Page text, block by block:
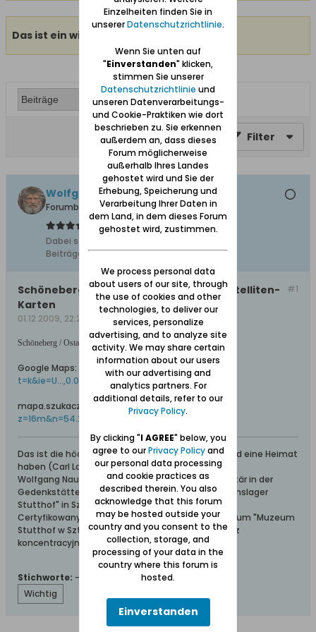
Das ist ein wichtiges Thema.
Filter
Wolfgang
Forumbetreiber
Dabei seit:
Beiträge:
11627
#1
Schöneberg / Ostaszewo auf Online-/Satelliten-
Karten
01.12.2009, 22:21
Schöneberg / Ostaszewo auf Online-/Satelliten-Karten:
Google Maps:
http://maps.google.com/maps?
t=k&ie=U...,0.022724&z=16
mapa.szukacz.pl:
http://mapa.szukacz.pl/?
z=16m&n=54.213497&e=18.950708
Das ist die höchste aller Gaben: Geborgen sein und eine Heimat
haben (Carl Lange)
Wolfgang Naujocks: Zertifizierter Führer und Volontär in der
Gedenkstätte/Museum "Deutsches Konzentrationslager
Stutthof" in Sztutowo
Certyfikowany przewodnik i wolontariusz po muzeum "Muzeum
Stutthof w Sztutowie - Niemiecki nazistowski obóz
koncentracyjny i zagłady"
Stichworte: -
Wichtig
Einzelheiten finden Sie in
unsererDatenschutzrichtlinie.
Wenn Sie unten auf
"Einverstanden" klicken,
stimmen Sie unserer
Datenschutzrichtlinie und
unseren Datenverarbeitungs-
und Cookie-Praktiken wie dort
beschrieben zu. Sie erkennen
außerdem an, dass dieses
Forum möglicherweise
außerhalb Ihres Landes
gehostet wird und Sie der
Erhebung, Speicherung und
Verarbeitung Ihrer Daten in
dem Land, in dem dieses Forum
gehostet wird, zustimmen.
We process personal data
about users of our site, through
the use of cookies and other
technologies, to deliver our
services, personalize
advertising, and to analyze site
activity. We may share certain
information about our users
with our advertising and
analytics partners. For
additional details, refer to our
Privacy Policy.
By clicking "I AGREE" below, you
agree to ourPrivacy Policyand
our personal data processing
and cookie practices as
described therein. You also
acknowledge that this forum
may be hosted outside your
country and you consent to the
collection, storage, and
processing of your data in the
country where this forum is
hosted.
Einverstanden